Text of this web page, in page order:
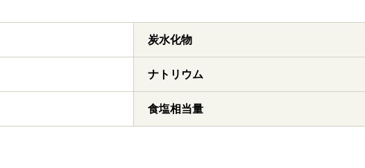
炭水化物
ナトリウム
食塩相当量